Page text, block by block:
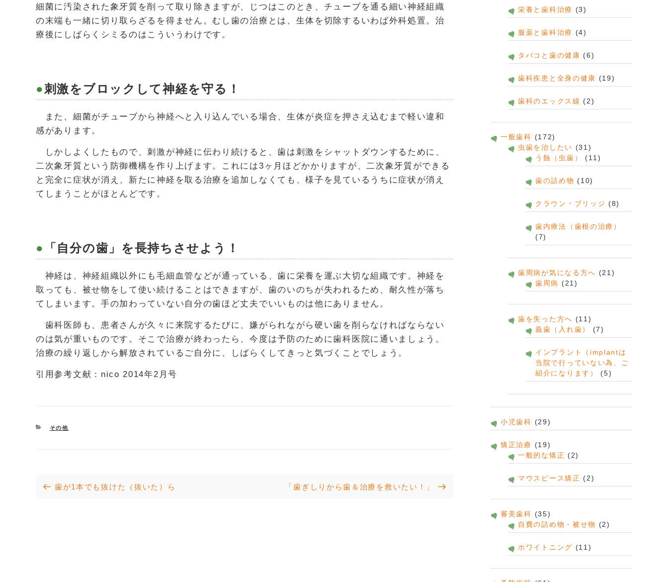
細菌に汚染された象牙質を削って取り除きますが、じつはこのとき、チューブを通る細い神経組織
の末端も一緒に切り取らざるを得ません。むし歯の治療とは、生体を切除するいわば外科処置。治
療後にしばらくシミるのはこういうわけです。
刺激をブロックして神経を守る！
また、細菌がチューブから神経へと入り込んでいる場合、生体が炎症を押さえ込むまで軽い違和
感があります。
しかしよくしたもので、刺激が神経に伝わり続けると、歯は刺激をシャットダウンするために、
二次象牙質という防御機構を作り上げます。これには3ヶ月ほどかかりますが、二次象牙質ができる
と完全に症状が消え、新たに神経を取る治療を追加しなくても、様子を見ているうちに症状が消え
てしまうことがほとんどです。
「自分の歯」を長持ちさせよう！
神経は、神経組織以外にも毛細血管などが通っている、歯に栄養を運ぶ大切な組織です。神経を
取っても、被せ物をして使い続けることはできますが、歯のいのちが失われるため、耐久性が落ち
てしまいます。手の加わっていない自分の歯ほど丈夫でいいものは他にありません。
歯科医師も、患者さんが久々に来院するたびに、嫌がられながら硬い歯を削らなければならない
のは気が重いものです。そこで治療が終わったら、今度は予防のために歯科医院に通いましょう。
治療の繰り返しから解放されているご自分に、しばらくしてきっと気づくことでしょう。
引用参考文献：nico 2014年2月号
CATEGORIES
その他
投
Previous
歯が1本でも抜けた（抜いた）ら
Next
「歯ぎしりから歯＆治療を救いたい！」
栄養と歯科治療 (3)
服薬と歯科治療 (4)
タバコと歯の健康 (6)
歯科疾患と全身の健康 (19)
歯科のエックス線 (2)
一般歯科 (172)
虫歯を治したい (31)
う蝕（虫歯）
(11)
歯の詰め物 (10)
クラウン・ブリッジ (8)
歯内療法（歯根の治療）
(7)
歯周病が気になる方へ (21)
歯周病
(21)
歯を失った方へ (11)
義歯（入れ歯）
(7)
インプラント（implantは
当院で行っていない為、ご
紹介になります）
(5)
小児歯科 (29)
矯正治療
(19)
一般的な矯正 (2)
マウスピース矯正 (2)
審美歯科 (35)
自費の詰め物・被せ物
(2)
ホワイトニング (11)